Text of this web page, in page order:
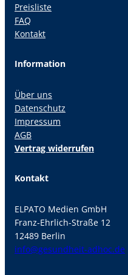
Preisliste
FAQ
Kontakt
Information
Über uns
Datenschutz
Impressum
AGB
Vertrag widerrufen
Kontakt
ELPATO Medien GmbH
Franz-Ehrlich-Straße 12
12489 Berlin
info@gesundheit-adhoc.de